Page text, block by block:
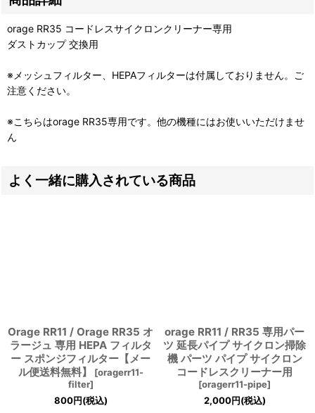
orage RR35 コードレスサイクロンクリーナー専用
ダストカップ 交換用
※メッシュフィルター、HEPAフィルターは付属しておりません。ご
注意ください。
※こちらはorage RR35専用です。他の機種にはお使いいただけませ
ん
よく一緒に購入されている商品
Orage RR11 / Orage RR35 オ
ラージュ 専用 HEPA フィルタ
ー スポンジフィルター【メー
ル便送料無料】
[oragerr11-
filter]
800円(税込)
orage RR11 / RR35 専用パー
ツ 延長パイプ サイクロン掃除
機 パーツ パイプ サイクロン
コードレスクリーナー用
[oragerr11-pipe]
2,000円(税込)